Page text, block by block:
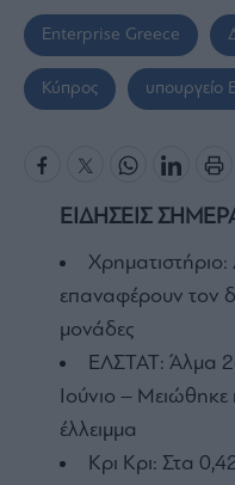
Enterprise Greece
Κύπρος υπουργείο
ΕΙΔΗΣΕΙΣ
επαναφέρουν τον
μονάδες
ΕΛΣΤΑΤ: Άλμα
Ιούνιο – Μειώθηκε
έλλειμμα
Κρι Κρι: Στα